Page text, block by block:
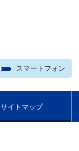
スマートフォン
サイトマップ